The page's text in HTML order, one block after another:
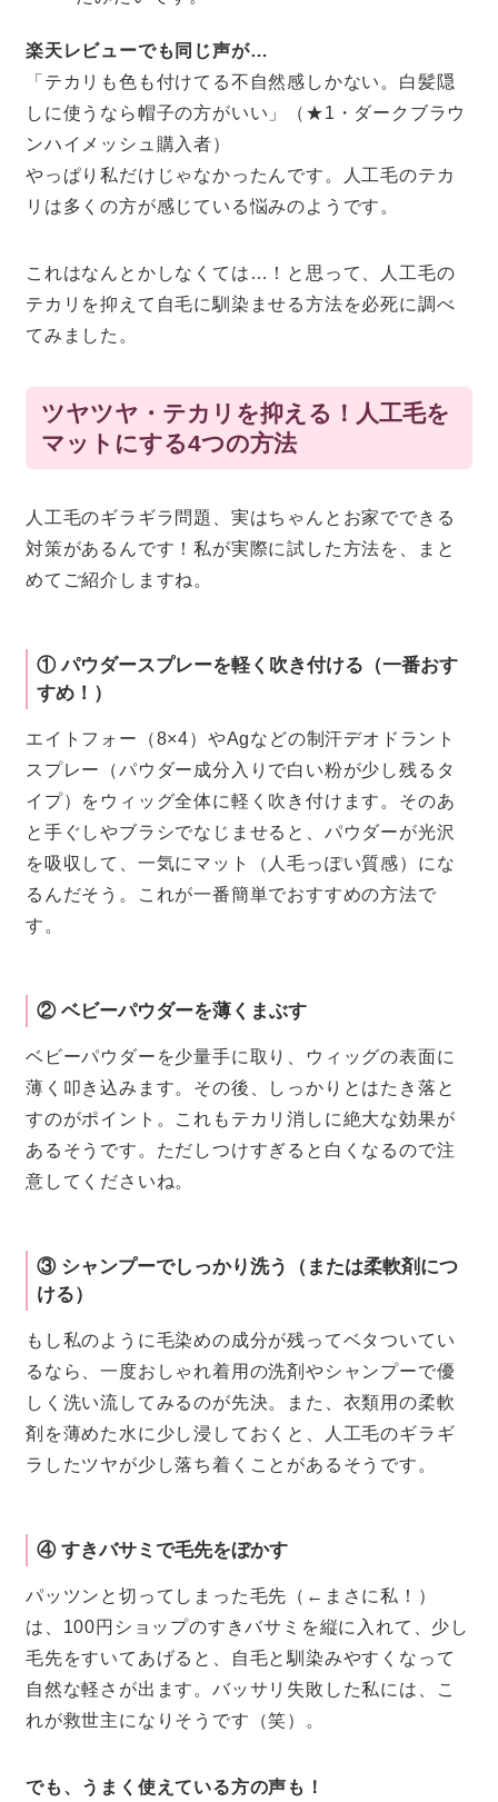
楽天レビューでも同じ声が…
「テカリも色も付けてる不自然感しかない。白髪隠
しに使うなら帽子の方がいい」（★1・ダークブラウ
ンハイメッシュ購入者）
やっぱり私だけじゃなかったんです。人工毛のテカ
リは多くの方が感じている悩みのようです。
これはなんとかしなくては…！と思って、人工毛の
テカリを抑えて自毛に馴染ませる方法を必死に調べ
てみました。
ツヤツヤ・テカリを抑える！人工毛を
マットにする4つの方法
人工毛のギラギラ問題、実はちゃんとお家でできる
対策があるんです！私が実際に試した方法を、まと
めてご紹介しますね。
① パウダースプレーを軽く吹き付ける（一番おす
すめ！）
エイトフォー（8×4）やAgなどの制汗デオドラント
スプレー（パウダー成分入りで白い粉が少し残るタ
イプ）をウィッグ全体に軽く吹き付けます。そのあ
と手ぐしやブラシでなじませると、パウダーが光沢
を吸収して、一気にマット（人毛っぽい質感）にな
るんだそう。これが一番簡単でおすすめの方法で
す。
② ベビーパウダーを薄くまぶす
ベビーパウダーを少量手に取り、ウィッグの表面に
薄く叩き込みます。その後、しっかりとはたき落と
すのがポイント。これもテカリ消しに絶大な効果が
あるそうです。ただしつけすぎると白くなるので注
意してくださいね。
③ シャンプーでしっかり洗う（または柔軟剤につ
ける）
もし私のように毛染めの成分が残ってベタついてい
るなら、一度おしゃれ着用の洗剤やシャンプーで優
しく洗い流してみるのが先決。また、衣類用の柔軟
剤を薄めた水に少し浸しておくと、人工毛のギラギ
ラしたツヤが少し落ち着くことがあるそうです。
④ すきバサミで毛先をぼかす
パッツンと切ってしまった毛先（←まさに私！）
は、100円ショップのすきバサミを縦に入れて、少し
毛先をすいてあげると、自毛と馴染みやすくなって
自然な軽さが出ます。バッサリ失敗した私には、こ
れが救世主になりそうです（笑）。
でも、うまく使えている方の声も！